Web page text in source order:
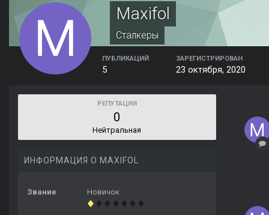
Maxifol
Сталкеры
ПУБЛИКАЦИЙ
5
ЗАРЕГИСТРИРОВАН
23 октября, 2020
РЕПУТАЦИЯ
0
Нейтральная
ИНФОРМАЦИЯ О MAXIFOL
Звание Новичок